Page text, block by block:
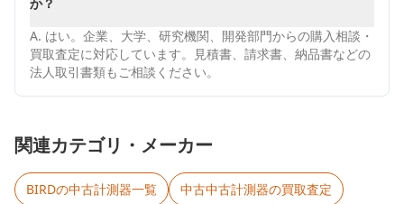
A. はい。企業、大学、研究機関、開発部門からの購入相談・
買取査定に対応しています。見積書、請求書、納品書などの
法人取引書類もご相談ください。
関連カテゴリ・メーカー
BIRDの中古計測器一覧 中古中古計測器の買取査定